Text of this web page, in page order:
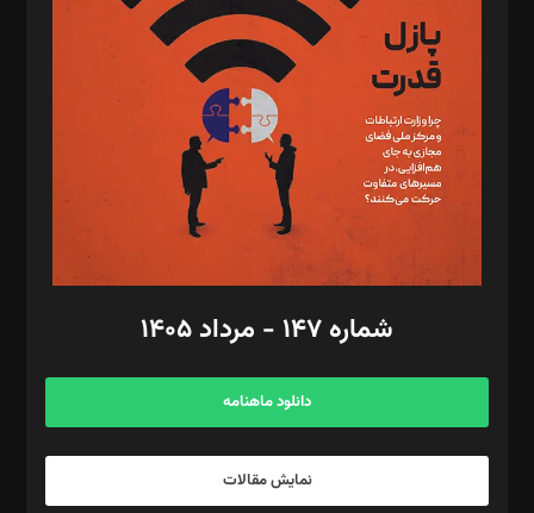
تحریریه‌: مجتبی محمود‌ی، آرش برهمند، یسنا امان‌پور، سروش کرمیان،
مصطفی مسجدی آرانی، ابوالفضل رجبی، زهرا فکرانه، فائزه فتحی
رستمی،مصطفی باستان
ویرایش: نگار استاد‌‌آقا
طراح یونیفرم: مجید توکلی
فیلمبرداری و عکاسی: امیر شفیعی، مانی لطفی زاده
گرافیک و صفحه‌آرایی: سید‌سبحان‌علی ثابت
مد‌یر توسعه تجاری: کامبیز برید‌
امور مالی: شاپور رهبری، محمد‌ کاظمی‌نیا
آگهی و مشترکین: ۰۹۱۹۹۹۹۰۴۵۴
شماره ۱۴۷ - مرداد ۱۴۰۵
دانلود ماهنامه
نمایش مقالات